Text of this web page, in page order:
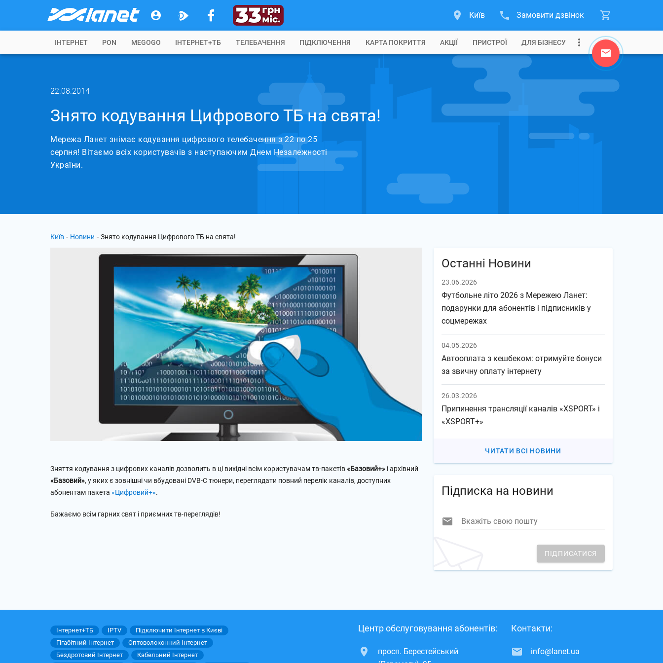
Київ Замовити дзвінок
IНТЕРНЕТ PON MEGOGO ІНТЕРНЕТ+ТБ ТЕЛЕБАЧЕННЯ ПІДКЛЮЧЕННЯ КАРТА ПОКРИТТЯ АКЦІЇ ПРИСТРОЇ ДЛЯ БІЗНЕСУ
22.08.2014
Знято кодування Цифрового ТБ на свята!
Мережа Ланет знімає кодування цифрового телебачення з 22 по 25
серпня! Вітаємо всіх користувачів з наступаючим Днем Незалежності
України.
Київ - Новини - Знято кодування Цифрового ТБ на свята!
Зняття кодування з цифрових каналів дозволить в ці вихідні всім користувачам тв-пакетів«Базовий+» і архівний
«Базовий», у яких є зовнішні чи вбудовані DVB-C тюнери, переглядати повний перелік каналів, доступних
абонентам пакета «Цифровий+».
Бажаємо всім гарних свят і приємних тв-переглядів!
Останні Новини
23.06.2026
Футбольне літо 2026 з Мережею Ланет:
подарунки для абонентів і підписників у
соцмережах
04.05.2026
Автооплата з кешбеком: отримуйте бонуси
за звичну оплату інтернету
26.03.2026
Припинення трансляції каналів «XSPORT» і
«XSPORT+»
ЧИТАТИ ВСІ НОВИНИ
Підписка на новини
Вкажіть свою пошту
ПІДПИСАТИСЯ
Центр обслуговування абонентів:
просп. Берестейський
Контакти:
info@lanet.ua
Інтернет+ТБ IPTV
Підключити Інтернет в Києві
Гігабітний Інтернет
Оптоволоконний Інтернет
Бездротовий Інтернет
Кабельний Інтернет